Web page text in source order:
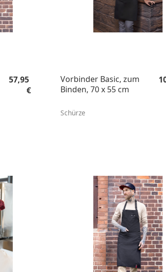
Regulärer Preis:
57,95
€
Vorbinder Basic, zum
Binden, 70 x 55 cm
Schürze